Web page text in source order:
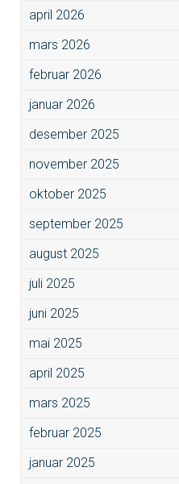
april 2026
mars 2026
februar 2026
januar 2026
desember 2025
november 2025
oktober 2025
september 2025
august 2025
juli 2025
juni 2025
mai 2025
april 2025
mars 2025
februar 2025
januar 2025